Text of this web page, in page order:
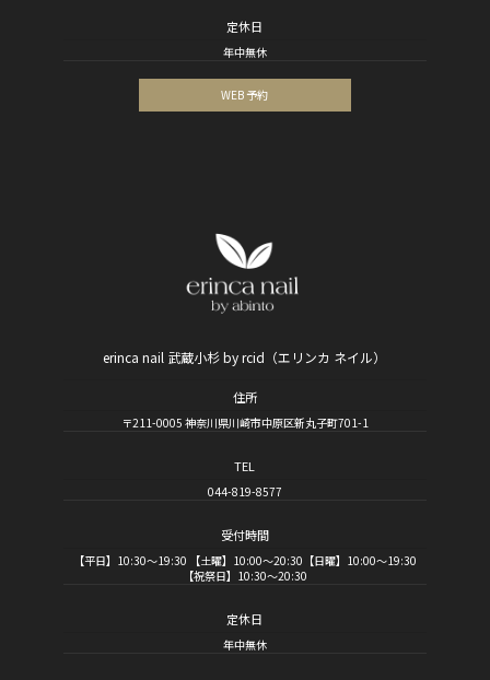
定休日
年中無休
WEB 予約
erinca nail 武蔵小杉 by rcid（エリンカ ネイル）
住所
〒211-0005 神奈川県川崎市中原区新丸子町701-1
TEL
044-819-8577
受付時間
【平日】10:30～19:30 【土曜】10:00～20:30【日曜】10:00～19:30
【祝祭日】10:30～20:30
定休日
年中無休